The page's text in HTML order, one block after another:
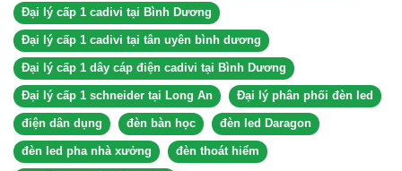
Đại lý cấp 1 cadivi tại Bình Dương
Đại lý cấp 1 cadivi tại tân uyên bình dương
Đại lý cấp 1 dây cáp điện cadivi tại Bình Dương
Đại lý cấp 1 schneider tại Long An Đại lý phân phối đèn led
điện dân dụng đèn bàn học đèn led Daragon
đèn led pha nhà xưởng đèn thoát hiểm